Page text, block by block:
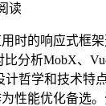
读
时的响应式框
分析MobX、Vue
计哲学和技术特
性能优化备选